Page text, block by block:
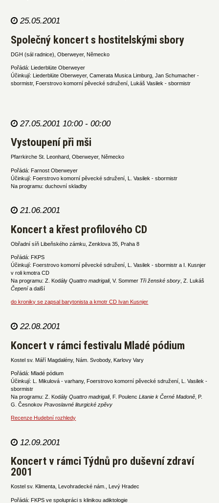
25.05.2001
Společný koncert s hostitelskými sbory
DGH (sál radnice), Oberweyer, Německo
Pořádá: Liederblüte Oberweyer
Účinkují: Liederblüte Oberweyer, Camerata Musica Limburg, Jan Schumacher -
sbormistr, Foerstrovo komorní pěvecké sdružení, Lukáš Vasilek - sbormistr
27.05.2001 10:00 - 00:00
Vystoupení při mši
Pfarrkirche St. Leonhard, Oberweyer, Německo
Pořádá: Farnost Oberweyer
Účinkují: Foerstrovo komorní pěvecké sdružení, L. Vasilek - sbormistr
Na programu: duchovní skladby
21.06.2001
Koncert a křest profilového CD
Obřadní síň Libeňského zámku, Zenklova 35, Praha 8
Pořádá: FKPS
Účinkují: Foerstrovo komorní pěvecké sdružení, L. Vasilek - sbormistr a I. Kusnjer
v roli kmotra CD
Na programu: Z. KodályQuattro madrigali, V. Sommer Tři ženské sbory , Z. Lukáš
Čepenía další
do kroniky se zapsal barytonista a kmotr CD Ivan Kusnjer
22.08.2001
Koncert v rámci festivalu Mladé pódium
Kostel sv. Máří Magdalény, Nám. Svobody, Karlovy Vary
Pořádá: Mladé pódium
Účinkují: L. Mikulová - varhany, Foerstrovo komorní pěvecké sdružení, L. Vasilek -
sbormistr
Na programu: Z. KodályQuattro madrigali, F. PoulencLitanie k Černé Madoně , P.
G. ČesnokovPravoslavné liturgické zpěvy
Recenze Hudební rozhledy
12.09.2001
Koncert v rámci Týdnů pro duševní zdraví
2001
Kostel sv. Klimenta, Levohradecké nám., Levý Hradec
Pořádá: FKPS ve spolupráci s klinikou adiktologie